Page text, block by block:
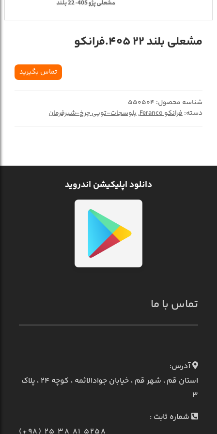
مشعلی بلند 22 405.فرانکو
تماس بگیرید
شناسه محصول: 550504
دسته:فرانکو Feranco ,پلوسجات-توپی چرخ-شیرفرمان
دانلود اپلیکیشن اندروید
تماس با ما
آدرس:
استان قم ، شهر قم ، خیابان جوادالائمه ، کوچه ۲۴ ، پلاک
۳
شماره ثابت :